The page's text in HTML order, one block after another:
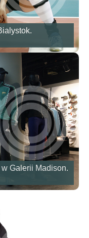
Galerii Madison.